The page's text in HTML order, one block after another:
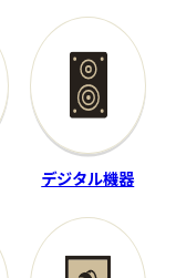
デジタル機器